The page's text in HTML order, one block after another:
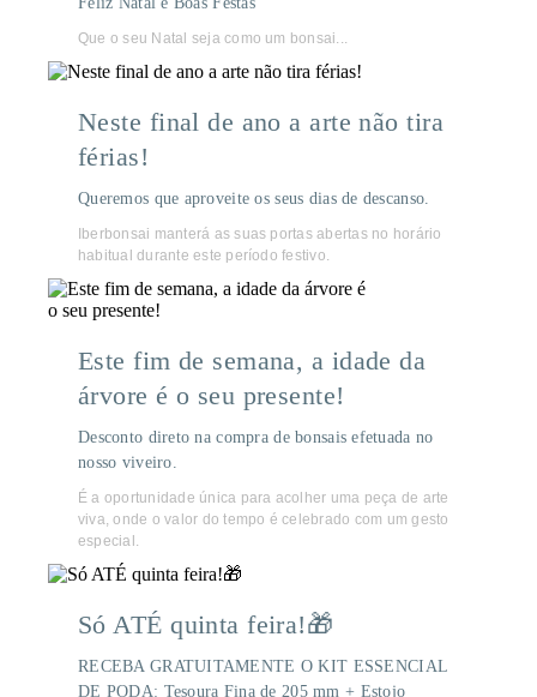
Que o seu Natal seja como um bonsai...
Neste final de ano a arte não tira
férias!
Queremos que aproveite os seus dias de descanso.
Iberbonsai manterá as suas portas abertas no horário
habitual durante este período festivo.
Este fim de semana, a idade da
árvore é o seu presente!
Desconto direto na compra de bonsais efetuada no
nosso viveiro.
É a oportunidade única para acolher uma peça de arte
viva, onde o valor do tempo é celebrado com um gesto
especial.
Só ATÉ quinta feira!🎁
RECEBA GRATUITAMENTE O KIT ESSENCIAL
DE PODA: Tesoura Fina de 205 mm + Estojo